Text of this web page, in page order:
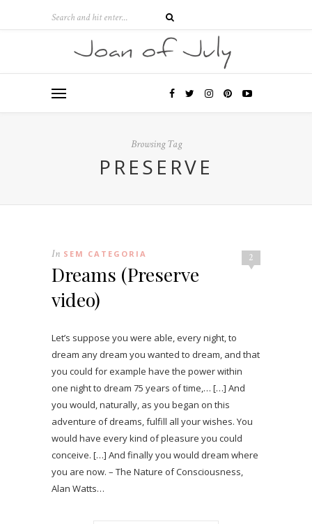
Browsing Tag
PRESERVE
2
In SEM CATEGORIA
Dreams (Preserve
video)
Let’s suppose you were able, every night, to
dream any dream you wanted to dream, and that
you could for example have the power within
one night to dream 75 years of time,… […] And
you would, naturally, as you began on this
adventure of dreams, fulfill all your wishes. You
would have every kind of pleasure you could
conceive. […] And finally you would dream where
you are now. – The Nature of Consciousness,
Alan Watts…